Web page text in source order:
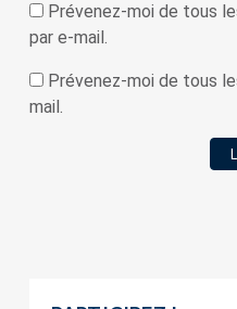
Prévenez-moi de tous
par e-mail.
Prévenez-moi de tous
mail.